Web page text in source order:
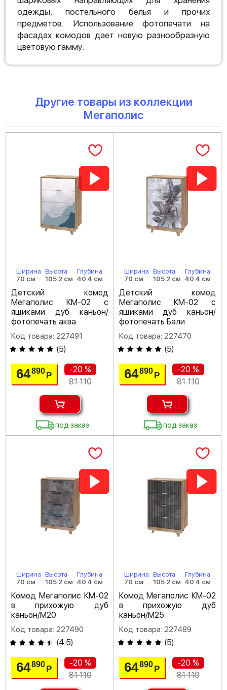
одежды, постельного белья и прочих
предметов. Использование фотопечати на
фасадах комодов дает новую разнообразную
цветовую гамму.
Другие товары из коллекции
Мегаполис
Ширина
70 см
Высота
105.2 см
Глубина
40.4 см
Детский комод
Мегаполис КМ-02 с
ящиками дуб каньон/
фотопечать аква
Код товара: 227491
(5)
64890 Р
-20 %
81 110
под заказ
Ширина
70 см
Высота
105.2 см
Глубина
40.4 см
Детский комод
Мегаполис КМ-02 с
ящиками дуб каньон/
фотопечать Бали
Код товара: 227470
(5)
64890 Р
-20 %
81 110
под заказ
Ширина
70 см
Высота
105.2 см
Глубина
40.4 см
Комод Мегаполис КМ-02
в прихожую дуб
каньон/M20
Код товара: 227490
(4.5)
64890 Р
-20 %
81 110
Ширина
70 см
Высота
105.2 см
Глубина
40.4 см
Комод Мегаполис КМ-02
в прихожую дуб
каньон/M25
Код товара: 227489
(5)
64890 Р
-20 %
81 110